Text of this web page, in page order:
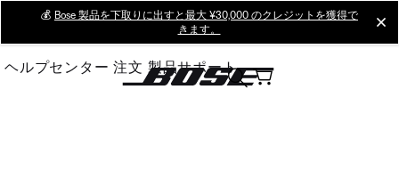
Main
💰 Bose 製品を下取りに出すと最大 ¥30,000 のクレジットを獲得で
きます。
ヘルプセンター 注文 製品サポート